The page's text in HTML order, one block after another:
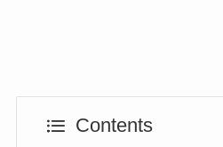
Contents